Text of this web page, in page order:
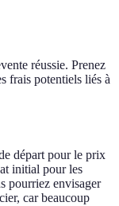
réussie. Prenez
frais potentiels liés à
départ pour le prix
initial pour les
pourriez envisager
car beaucoup